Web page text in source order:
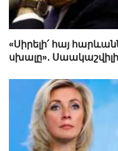
«Սիրելի՛ հայ
սխալը»․ Սաակաշվիլի